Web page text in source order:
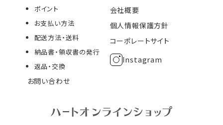
ポイント
お支払い方法
配送方法・送料
納品書・領収書の発行
返品・交換
お問い合わせ
会社概要
個人情報保護方針
コーポレートサイト
Instagram